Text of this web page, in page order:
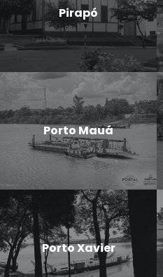
Pirapó
Porto Mauá
Porto Xavier